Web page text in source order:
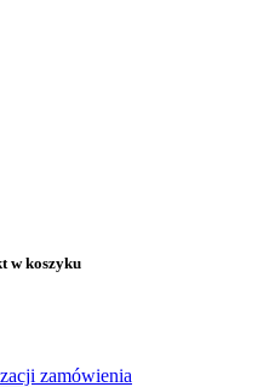
w koszyku
zamówienia